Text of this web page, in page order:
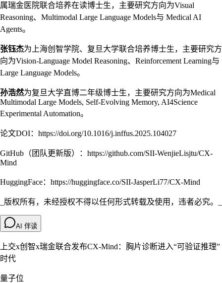
属瑞金医院联合培养在读博士生，主要研究方向为Visual
Reasoning、Multimodal Large Language Models与 Medical AI
Agents。
张钰杰为上海创智学院、复旦大学联合培养博士生，主要研究方
向为Vision-Language Model Reasoning、Reinforcement Learning与
Large Language Models。
孙浩然为复旦大学直博二年级博士生，主要研究方向为Medical
Multimodal Large Models, Self-Evolving Memory, AI4Science
Experimental Automation。
论文DOI：https://doi.org/10.1016/j.inffus.2025.104027
GitHub（团队更新版）：https://github.com/SII-WenjieLisjtu/CX-
Mind
HuggingFace：https://huggingface.co/SII-JasperLi77/CX-Mind
_版权所有，未经授权不得以任何形式转载及使用，违者必究。_
AI 伴读
上交x创智x瑞金联合发布CX-Mind：胸片诊断进入“可验证推理”
时代
量子位